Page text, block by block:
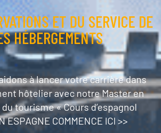
ET DU SERVICE DE
HÉBERGEMENTS
à lancer votre carrière dans
hôtelier avec notre Master en
tourisme « Cours d’espagnol
ESPAGNE COMMENCE ICI >>